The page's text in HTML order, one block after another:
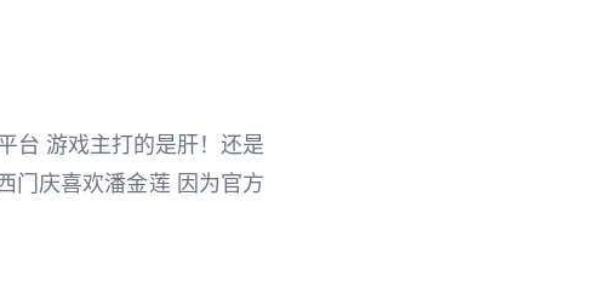
台 游戏主打的是肝！还是
门庆喜欢潘金莲 因为官方